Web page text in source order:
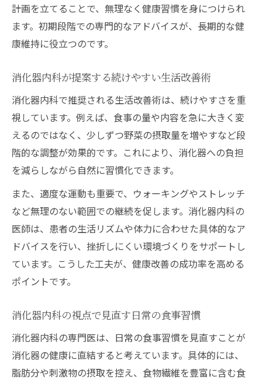
計画を立てることで、無理なく健康習慣を身につけられ
ます。初期段階での専門的なアドバイスが、長期的な健
康維持に役立つのです。
消化器内科が提案する続けやすい生活改善術
消化器内科で推奨される生活改善術は、続けやすさを重
視しています。例えば、食事の量や内容を急に大きく変
えるのではなく、少しずつ野菜の摂取量を増やすなど段
階的な調整が効果的です。これにより、消化器への負担
を減らしながら自然に習慣化できます。
また、適度な運動も重要で、ウォーキングやストレッチ
など無理のない範囲での継続を促します。消化器内科の
医師は、患者の生活リズムや体力に合わせた具体的なア
ドバイスを行い、挫折しにくい環境づくりをサポートし
ています。こうした工夫が、健康改善の成功率を高める
ポイントです。
消化器内科の視点で見直す日常の食事習慣
消化器内科の専門医は、日常の食事習慣を見直すことが
消化器の健康に直結すると考えています。具体的には、
脂肪分や刺激物の摂取を控え、食物繊維を豊富に含む食